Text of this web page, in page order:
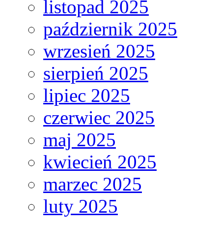
listopad 2025
październik 2025
wrzesień 2025
sierpień 2025
lipiec 2025
czerwiec 2025
maj 2025
kwiecień 2025
marzec 2025
luty 2025